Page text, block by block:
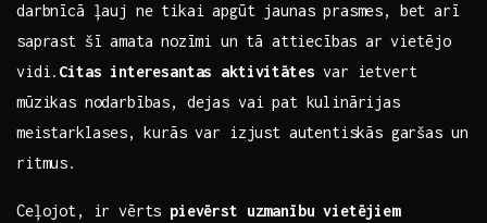
darbnīcā ļauj ne tikai apgūt jaunas prasmes, bet arī
saprast šī amata⁤ nozīmi⁣ un tā attiecības ar⁢ vietējo⁣
vidi. Citas interesantas aktivitātes var ietvert
mūzikas nodarbības, dejas vai pat kulinārijas
⁢meistarklases,‌ kurās var izjust autentiskās garšas un​
ritmus.
Ceļojot,‌ ir vērts‌ pievērst uzmanību vietējiem